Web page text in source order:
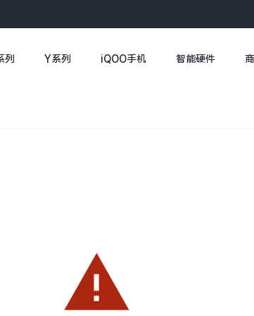
列 Y系列 iQOO手机 智能硬件